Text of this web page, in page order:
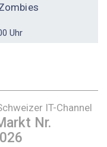
Uhr
IT-Channel
Nr.